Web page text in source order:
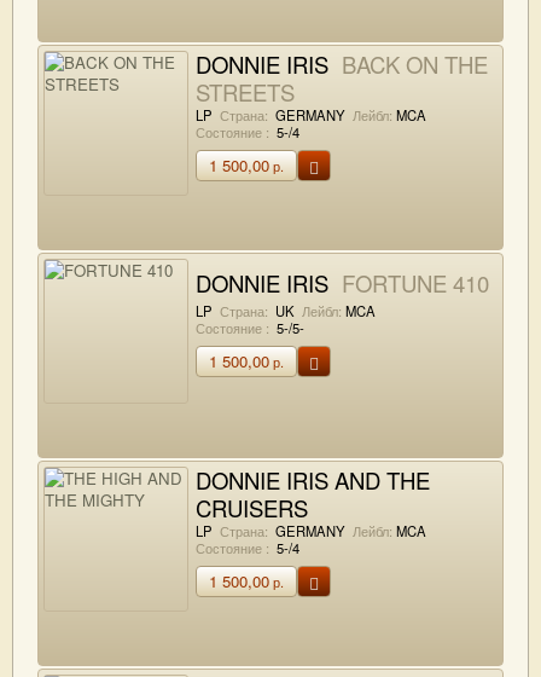
DONNIE IRIS BACK ON THE
STREETS
LP Страна: GERMANY Лейбл: MCA
Состояние : 5-/4
1 500,00р.
DONNIE IRIS FORTUNE 410
LP Страна: UK Лейбл: MCA
Состояние : 5-/5-
1 500,00р.
DONNIE IRIS AND THE
CRUISERS
THE HIGH AND THE MIGHTY
LP Страна: GERMANY Лейбл: MCA
Состояние : 5-/4
1 500,00р.